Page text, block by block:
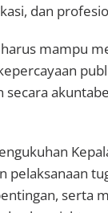
dan
mampu
secara
pelaksanaan
serta